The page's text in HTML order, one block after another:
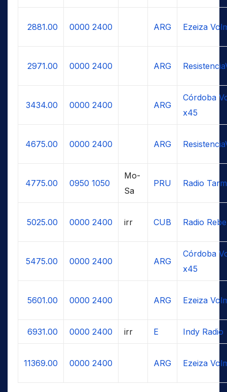
2881.00 0000 2400 ARG Ezeiza
2971.00 0000 2400 ARG
3434.00 0000 2400 ARG
Córdoba
x45
4675.00 0000 2400 ARG
4775.00 0950 1050
Mo-
Sa
PRU Radio
5025.00 0000 2400 irr CUB Radio
5475.00 0000 2400 ARG
Córdoba
x45
5601.00 0000 2400 ARG Ezeiza
6931.00 0000 2400 irr E Indy Radio
11369.00 0000 2400 ARG Ezeiza